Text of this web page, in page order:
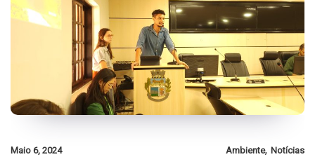
Maio 6, 2024 Ambiente, Notícias